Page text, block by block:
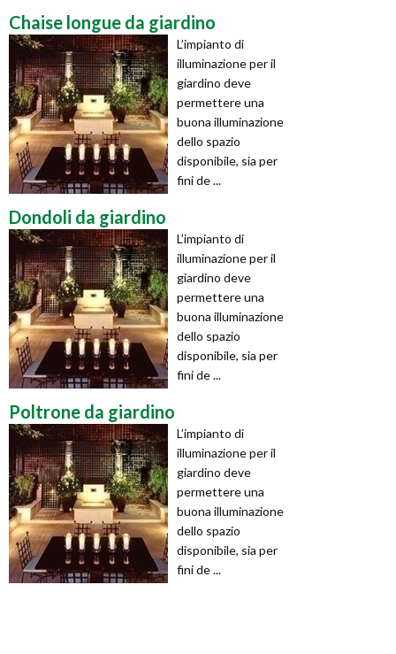
Chaise longue da giardino
L’impianto di
illuminazione per il
giardino deve
permettere una
buona illuminazione
dello spazio
disponibile, sia per
fini de ...
Dondoli da giardino
L’impianto di
illuminazione per il
giardino deve
permettere una
buona illuminazione
dello spazio
disponibile, sia per
fini de ...
Poltrone da giardino
L’impianto di
illuminazione per il
giardino deve
permettere una
buona illuminazione
dello spazio
disponibile, sia per
fini de ...